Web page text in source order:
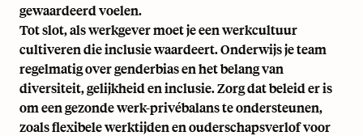
gewaardeerd voelen.
Tot slot, als werkgever moet je een werkcultuur
cultiveren die inclusie waardeert. Onderwijs je team
regelmatig over genderbias en het belang van
diversiteit, gelijkheid en inclusie. Zorg dat beleid er is
om een gezonde werk-privébalans te ondersteunen,
zoals flexibele werktijden en ouderschapsverlof voor